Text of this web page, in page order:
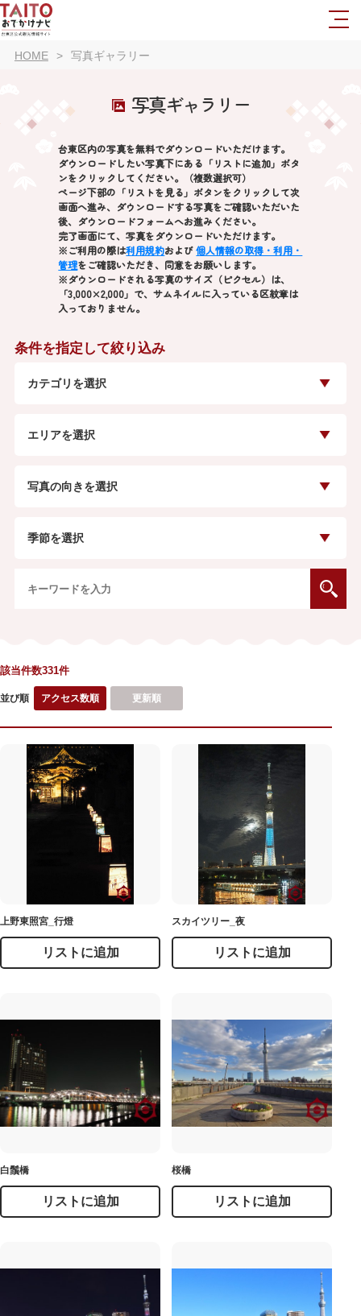
HOME 写真ギャラリー
写真ギャラリー
台東区内の写真を無料でダウンロードいただけます。
ダウンロードしたい写真下にある「リストに追加」ボタ
ンをクリックしてください。（複数選択可）
ページ下部の「リストを見る」ボタンをクリックして次
画面へ進み、ダウンロードする写真をご確認いただいた
後、ダウンロードフォームへお進みください。
完了画面にて、写真をダウンロードいただけます。
※ご利用の際は利用規約および個人情報の取得・利用・
管理をご確認いただき、同意をお願いします。
※ダウンロードされる写真のサイズ（ピクセル）は、
「3,000×2,000」で、サムネイルに入っている区紋章は
入っておりません。
条件を指定して絞り込み
カテゴリを選択
エリアを選択
写真の向きを選択
季節を選択
該当件数331件
並び順 アクセス数順 更新順
上野東照宮_行燈
リストに追加
スカイツリー_夜
リストに追加
白鬚橋
リストに追加
桜橋
リストに追加